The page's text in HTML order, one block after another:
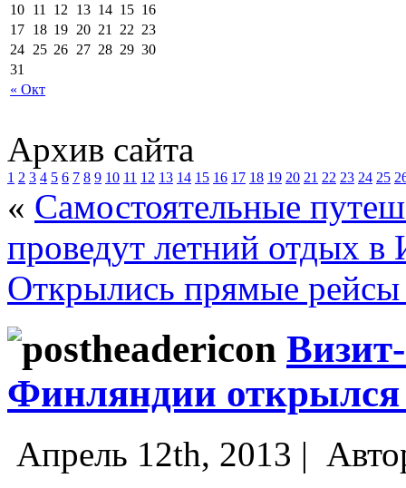
« Окт
10 11 12 13 14 15 16
17 18 19 20 21 22 23
24 25 26 27 28 29 30
31
Архив сайта
1 2 3 4 5 6 7 8 9 10 11 12 13 14 15 16 17 18 19 20 21 22 23 24 25
« Самостоятельные
проведут летний отдых
Открылись прямые рейсы
Финляндии открылся
Апрель 12th, 2013 |